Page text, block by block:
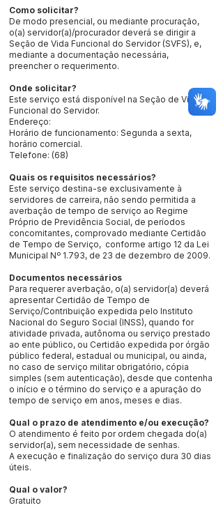
Como solicitar?
De modo presencial, ou mediante procuração,
o(a) servidor(a)/procurador deverá se dirigir a
Seção de Vida Funcional do Servidor (SVFS), e,
mediante a documentação necessária,
preencher o requerimento.
Onde solicitar?
Este serviço está disponível na Seção de Vida
Funcional do Servidor.
Endereço:
Horário de funcionamento: Segunda a sexta,
horário comercial.
Telefone: (68)
Quais os requisitos necessários?
Este serviço destina-se exclusivamente à
servidores de carreira, não sendo permitida a
averbação de tempo de serviço ao Regime
Próprio de Previdência Social, de períodos
concomitantes, comprovado mediante Certidão
de Tempo de Serviço, conforme artigo 12 da Lei
Municipal Nº 1.793, de 23 de dezembro de 2009.
Documentos necessários
Para requerer averbação, o(a) servidor(a) deverá
apresentar Certidão de Tempo de
Serviço/Contribuição expedida pelo Instituto
Nacional do Seguro Social (INSS), quando for
atividade privada, autônoma ou serviço prestado
ao ente público, ou Certidão expedida por órgão
público federal, estadual ou municipal, ou ainda,
no caso de serviço militar obrigatório, cópia
simples (sem autenticação), desde que contenha
o início e o término do serviço e a apuração do
tempo de serviço em anos, meses e dias.
Qual o prazo de atendimento e/ou execução?
O atendimento é feito por ordem chegada do(a)
servidor(a), sem necessidade de senhas.
A execução e finalização do serviço dura 30 dias
úteis.
Qual o valor?
Gratuito